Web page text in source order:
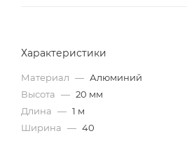
Характеристики
Материал — Алюминий
Высота — 20 мм
Длина — 1 м
Ширина — 40